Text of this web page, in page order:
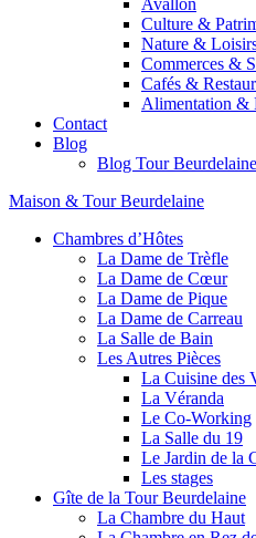
Avallon
Culture &
Nature &
Commerces &
Cafés &
Alimentation &
Contact
Blog
Blog Tour Beurdelaine
Maison & Tour Beurdelaine
Chambres d’Hôtes
La Dame de Trèfle
La Dame de Cœur
La Dame de Pique
La Dame de Carreau
La Salle de Bain
Les Autres Pièces
La Cuisine des
La Véranda
Le Co-Working
La Salle du 19
Le Jardin de la
Les stages
Gîte de la Tour Beurdelaine
La Chambre du Haut